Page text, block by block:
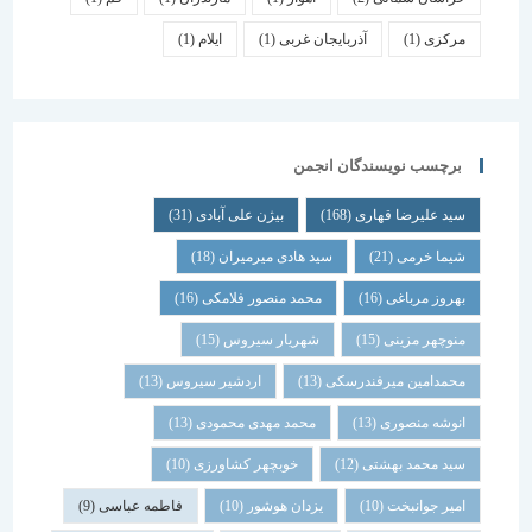
(1) آذربایجان غربی(1) ایلام
برچسب نویسندگان انجمن
سید علیرضا قهاری(168) بیژن علی آبادی(31)
شیما خرمی(21) سید هادی میرمیران(18)
بهروز مرباغی (16) محمد منصور فلامکی (16)
منوچهر مزینی(15) شهریار سیروس(15)
محمدامین میرفندرسکی(13) اردشیر سیروس(13)
انوشه منصوری(13) محمد مهدی محمودی(13)
سید محمد بهشتی(12) خوبچهر کشاورزی(10)
امیر جوانبخت(10) یزدان هوشور(10) فاطمه عباسی(9)